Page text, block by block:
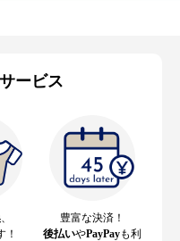
ービス
！
豊富な決済！
後払いやPayPayも利